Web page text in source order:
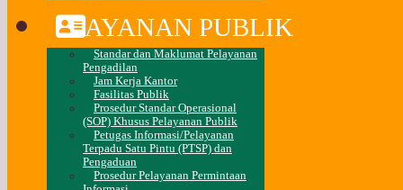
LAYANAN PUBLIK
Standar dan Maklumat Pelayanan
Pengadilan
Jam Kerja Kantor
Fasilitas Publik
Prosedur Standar Operasional
(SOP) Khusus Pelayanan Publik
Petugas Informasi/Pelayanan
Terpadu Satu Pintu (PTSP) dan
Pengaduan
Prosedur Pelayanan Permintaan